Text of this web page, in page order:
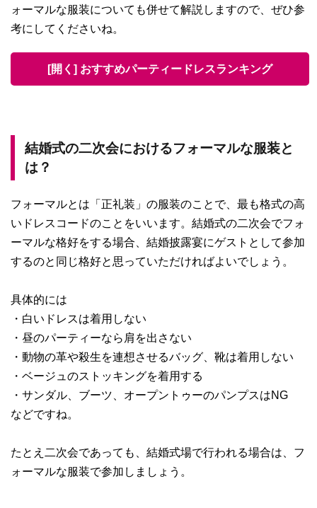
ォーマルな服装についても併せて解説しますので、ぜひ参
考にしてくださいね。
[開く] おすすめパーティードレスランキング
結婚式の二次会におけるフォーマルな服装と
は？
フォーマルとは「正礼装」の服装のことで、最も格式の高
いドレスコードのことをいいます。結婚式の二次会でフォ
ーマルな格好をする場合、結婚披露宴にゲストとして参加
するのと同じ格好と思っていただければよいでしょう。
具体的には
・白いドレスは着用しない
・昼のパーティーなら肩を出さない
・動物の革や殺生を連想させるバッグ、靴は着用しない
・ベージュのストッキングを着用する
・サンダル、ブーツ、オープントゥーのパンプスはNG
などですね。
たとえ二次会であっても、結婚式場で行われる場合は、フ
ォーマルな服装で参加しましょう。